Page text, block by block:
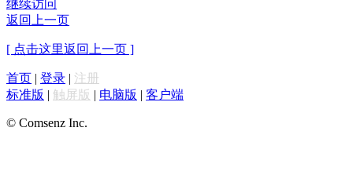
继续访问
返回上一页
[ 点击这里返回上一页 ]
首页 | 登录 | 注册
标准版 | 触屏版 | 电脑版 | 客户端
© Comsenz Inc.